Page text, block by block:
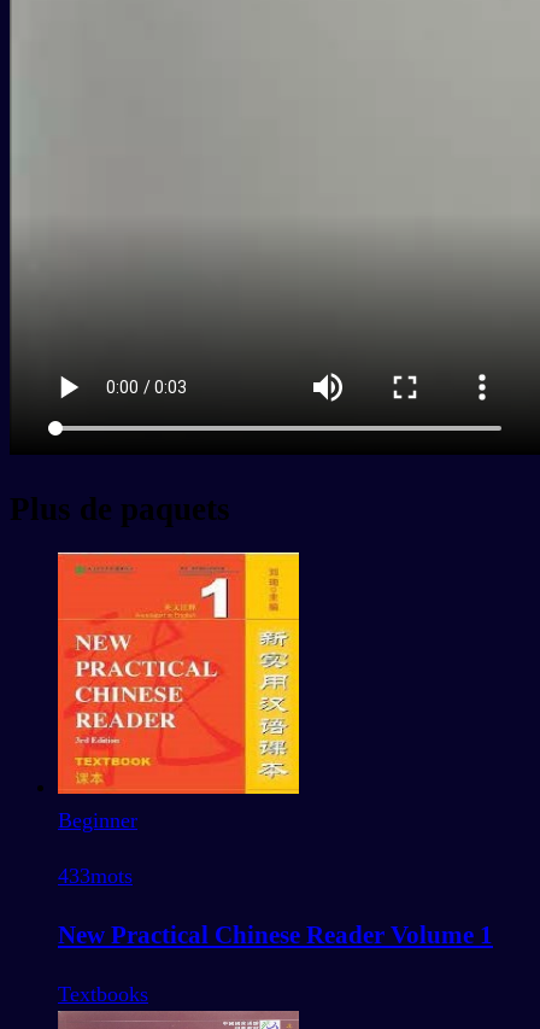
Plus de paquets
Beginner
433mots
New Practical Chinese Reader Volume 1
Textbooks